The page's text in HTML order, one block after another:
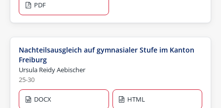
PDF
Nachteilsausgleich auf gymnasialer Stufe im Kanton
Freiburg
Ursula Reidy Aebischer
25-30
DOCX HTML